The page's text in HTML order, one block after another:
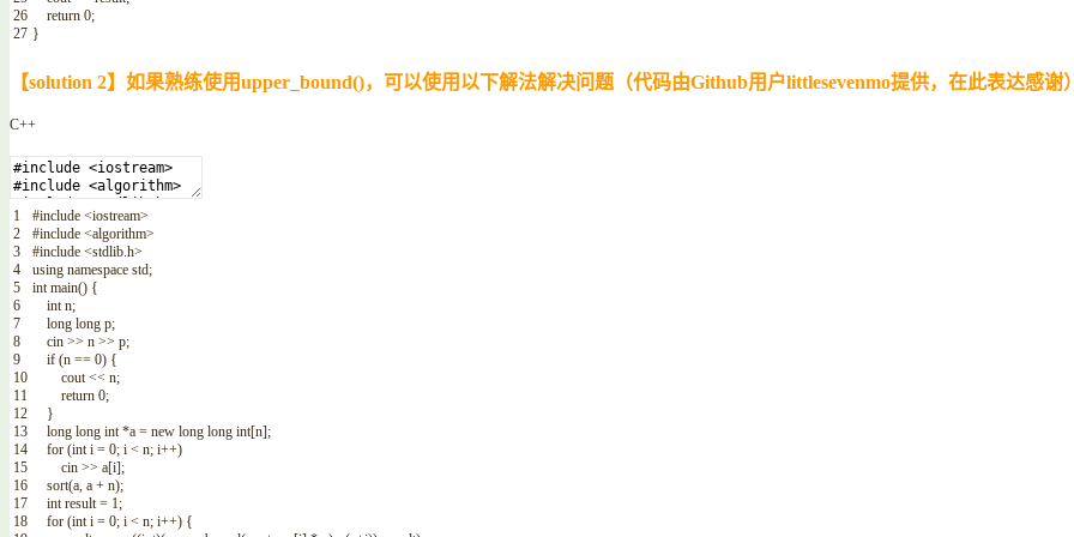
26
27
return 0;
}
【solution 2】如果熟练使用upper_bound()，可以使用以下解法解决问题（代码由Github用户littlesevenmo提供，在此表达感谢
C++
1
2
3
4
5
6
7
8
9
10
11
12
13
14
15
16
17
18
#include <iostream>
#include <algorithm>
#include <stdlib.h>
using namespace std;
int main() {
int n;
long long p;
cin >> n >> p;
if (n == 0) {
cout << n;
return 0;
}
long long int *a = new long long int[n];
for (int i = 0; i < n; i++)
cin >> a[i];
sort(a, a + n);
int result = 1;
for (int i = 0; i < n; i++) {